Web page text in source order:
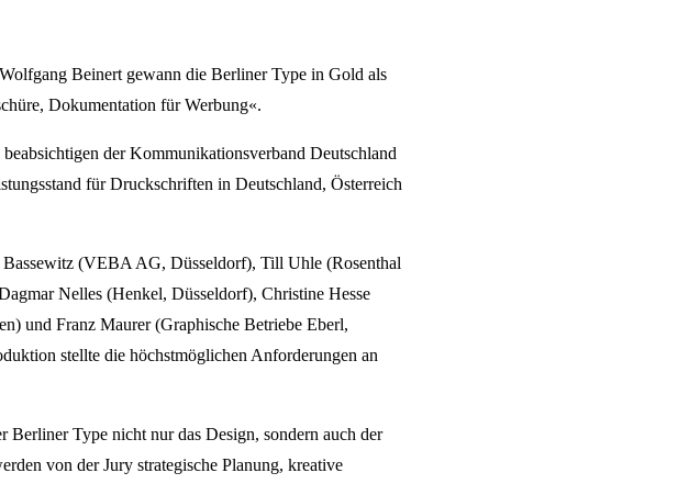
Beinert gewann die Berliner Type in Gold als
Dokumentation für Werbung«.
der Kommunikationsverband Deutschland
für Druckschriften in Deutschland, Österreich
(VEBA AG, Düsseldorf), Till Uhle (Rosenthal
Nelles (Henkel, Düsseldorf), Christine Hesse
und Franz Maurer (Graphische Betriebe Eberl,
stellte die höchstmöglichen Anforderungen an
Berliner Type nicht nur das Design, sondern auch der
von der Jury strategische Planung, kreative